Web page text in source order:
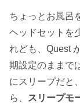
ちょっとお風呂
ヘッドセットを
れども、Quest
期設定のままで
にスリープだと
ら、
スリープモ